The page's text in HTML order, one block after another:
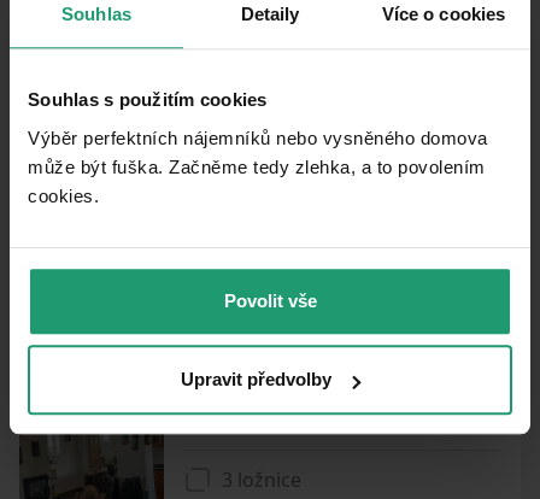
Souhlas Detaily Více o cookies
Souhlas s použitím cookies
Výběr perfektních nájemníků nebo vysněného domova
může být fuška. Začněme tedy zlehka, a to povolením
cookies.​
Povolit vše
Upravit předvolby
nehnuteľnosť
PRENÁJOM REKREAČNÉHO OBJEKTU
2 ložnice
PRENÁJOM REKREAČNÉHO OBJEKTU
Vřesovice - Vřesovice, Jihomoravský kraj
3 ložnice